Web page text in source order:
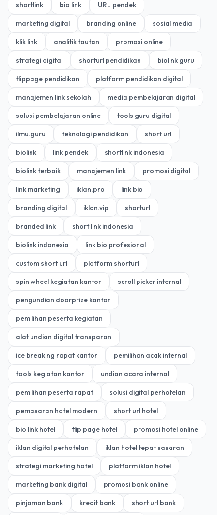
shortlink bio link URL pendek
marketing digital branding online sosial media
klik link analitik tautan promosi online
strategi digital shorturl pendidikan biolink guru
flippage pendidikan platform pendidikan digital
manajemen link sekolah media pembelajaran digital
solusi pembelajaran online tools guru digital
ilmu.guru teknologi pendidikan short url
biolink link pendek shortlink indonesia
biolink terbaik manajemen link promosi digital
link marketing iklan.pro link bio
branding digital iklan.vip shorturl
branded link short link indonesia
biolink indonesia link bio profesional
custom short url platform shorturl
spin wheel kegiatan kantor scroll picker internal
pengundian doorprize kantor
pemilihan peserta kegiatan
alat undian digital transparan
ice breaking rapat kantor pemilihan acak internal
tools kegiatan kantor undian acara internal
pemilihan peserta rapat solusi digital perhotelan
pemasaran hotel modern short url hotel
bio link hotel flip page hotel promosi hotel online
iklan digital perhotelan iklan hotel tepat sasaran
strategi marketing hotel platform iklan hotel
marketing bank digital promosi bank online
pinjaman bank kredit bank short url bank